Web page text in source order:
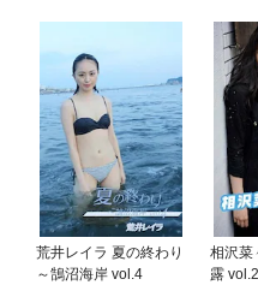
荒井レイラ 夏の終わり
～鵠沼海岸 vol.4
相沢菜
露 vol.2